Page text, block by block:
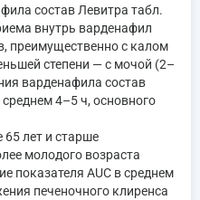
состав Левитра табл.
внутрь варденафил
преимущественно с калом
степени — с мочой (2–
варденафила состав
4–5 ч, основного
лет и старше
молодого возраста
показателя AUC в среднем
печеночного клиренса